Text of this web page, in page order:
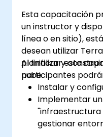
infraestructura
OpenStack,
única
Esta capacitación
un instructor y
línea o en sitio),
desean utilizar
planificar y
nube.
Al finalizar esta
participantes
Instalar y
Implementar
gestionar